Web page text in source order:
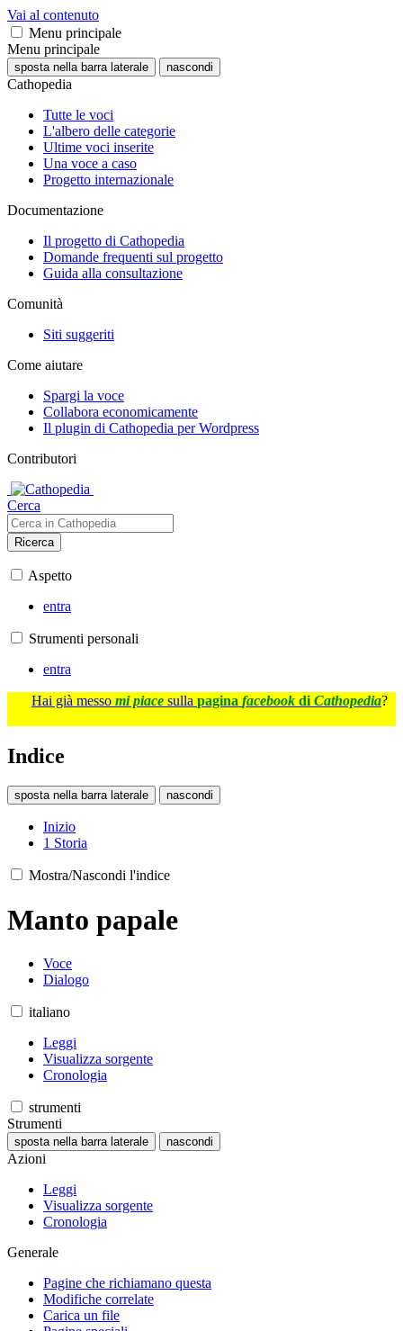
Vai al contenuto
Menu principale
Menu principale
sposta nella barra laterale nascondi
Cathopedia
Tutte le voci
L'albero delle categorie
Ultime voci inserite
Una voce a caso
Progetto internazionale
Documentazione
Il progetto di Cathopedia
Domande frequenti sul progetto
Guida alla consultazione
Comunità
Siti suggeriti
Come aiutare
Spargi la voce
Collabora economicamente
Il plugin di Cathopedia per Wordpress
Contributori
Cerca
Ricerca
Aspetto
entra
Strumenti personali
entra
Hai già messo mi piace sulla pagina facebook di Cathopedia?
Indice
sposta nella barra laterale nascondi
Inizio
1 Storia
Mostra/Nascondi l'indice
Manto papale
Voce
Dialogo
italiano
Leggi
Visualizza sorgente
Cronologia
strumenti
Strumenti
sposta nella barra laterale nascondi
Azioni
Leggi
Visualizza sorgente
Cronologia
Generale
Pagine che richiamano questa
Modifiche correlate
Carica un file